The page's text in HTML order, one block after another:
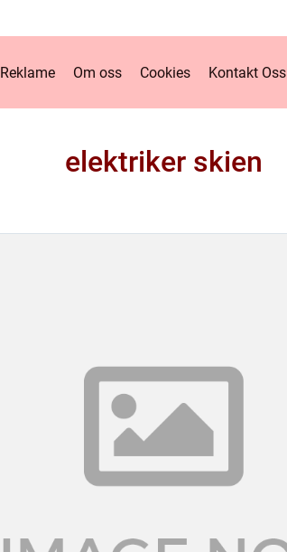
Reklame Om oss Cookies Kontakt Oss
elektriker skien